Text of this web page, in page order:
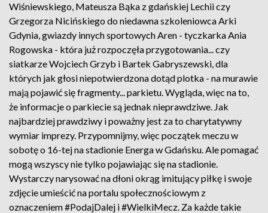
Wiśniewskiego, Mateusza Bąka z gdańskiej Lechii czy
Grzegorza Nicińskiego do niedawna szkoleniowca Arki
Gdynia, gwiazdy innych sportowych Aren - tyczkarka Ania
Rogowska - która już rozpoczęła przygotowania... czy
siatkarze Wojciech Grzyb i Bartek Gabryszewski, dla
których jak głosi niepotwierdzona dotąd plotka - na murawie
mają pojawić się fragmenty... parkietu. Wygląda, więc na to,
że informacje o parkiecie są jednak nieprawdziwe. Jak
najbardziej prawdziwy i poważny jest za to charytatywny
wymiar imprezy. Przypomnijmy, więc początek meczu w
sobotę o 16-tej na stadionie Energa w Gdańsku. Ale pomagać
mogą wszyscy nie tylko pojawiając się na stadionie.
Wystarczy narysować na dłoni okrąg imitujący piłkę i swoje
zdjęcie umieścić na portalu społecznościowym z
oznaczeniem #PodajDalej i #WielkiMecz. Za każde takie